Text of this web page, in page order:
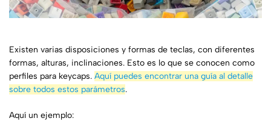
Existen varias disposiciones y formas de teclas, con diferentes
formas, alturas, inclinaciones. Esto es lo que se conocen como
perfiles para keycaps. Aquí puedes encontrar una guía al detalle
sobre todos estos parámetros.
Aquí un ejemplo: